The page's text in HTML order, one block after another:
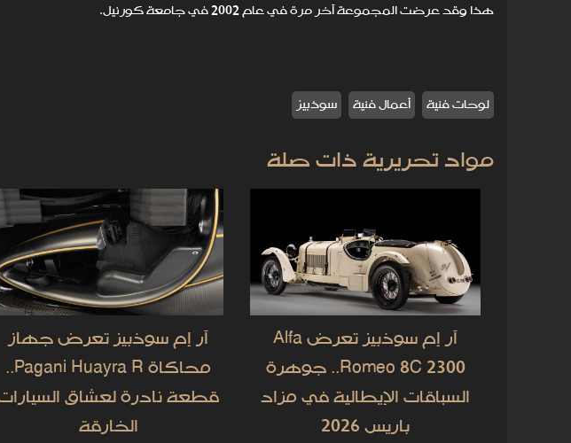
هذا وقد عرضت المجموعة آخر مرة في عام 2002 في جامعة كورنيل.
لوحات فنية أعمال فنية سوذبيز
مواد تحريرية ذات صلة
آر إم سوذبيز تعرض Alfa
Romeo 8C 2300.. جوهرة
السباقات الإيطالية في مزاد
باريس 2026
آر إم سوذبيز تعرض جهاز
محاكاة Pagani Huayra R..
قطعة نادرة لعشاق
الخارقة